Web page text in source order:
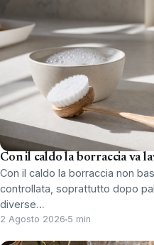
Con il caldo la borraccia va
Con il caldo la borraccia non
controllata, soprattutto dopo
diverse…
2 Agosto 2026 5 min